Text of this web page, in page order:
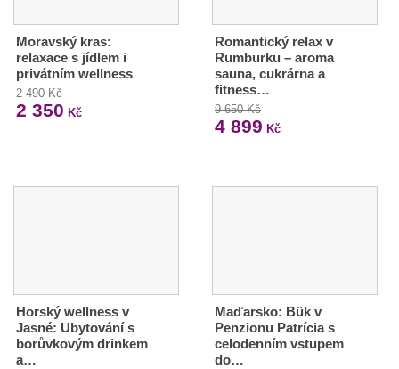
Moravský kras:
relaxace s jídlem i
privátním wellness
2 490 Kč
2 350 Kč
Romantický relax v
Rumburku – aroma
sauna, cukrárna a
fitness…
9 650 Kč
4 899 Kč
Horský wellness v
Jasné: Ubytování s
borůvkovým drinkem
a…
Maďarsko: Bük v
Penzionu Patrícia s
celodenním vstupem
do…